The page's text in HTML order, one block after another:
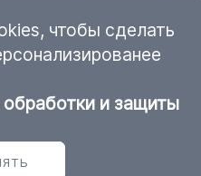
чтобы сделать
обработки и защиты